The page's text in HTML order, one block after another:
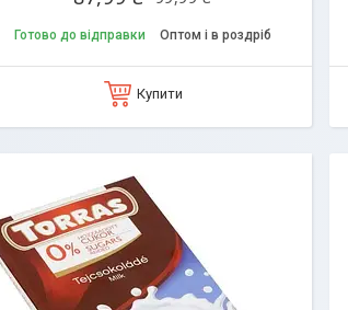
Готово до відправки Оптом і в роздріб
Купити